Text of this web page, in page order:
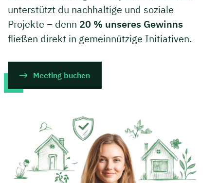
Kontakt
unterstützt du nachhaltige und soziale
Projekte – denn 20 % unseres Gewinns
fließen direkt in gemeinnützige Initiativen.
Meeting buchen